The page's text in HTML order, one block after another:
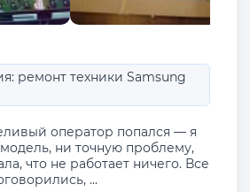
ремонт техники Samsung
оператор попался — я
ни точную проблему,
что не работает ничего. Все
...